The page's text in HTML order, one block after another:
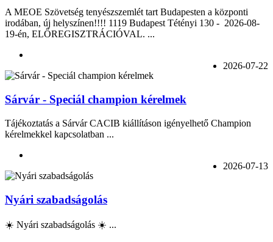
A MEOE Szövetség tenyészszemlét tart Budapesten a központi
irodában, új helyszínen!!!! 1119 Budapest Tétényi 130 - 2026-08-
19-én, ELŐREGISZTRÁCIÓVAL. ...
2026-07-22
Sárvár - Speciál champion kérelmek
Tájékoztatás a Sárvár CACIB kiállításon igényelhető Champion
kérelmekkel kapcsolatban ...
2026-07-13
Nyári szabadságolás
☀️ Nyári szabadságolás ☀️ ...